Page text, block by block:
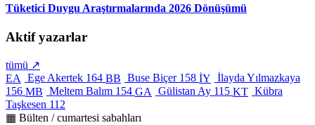
Tüketici Duygu Araştırmalarında 2026 Dönüşümü
Aktif yazarlar
tümü ↗
EA
Ege Akertek 164 BB Buse Biçer 158 İY İlayda Yılmazkaya
156 MB Meltem Balım 154 GA Gülistan Ay 115 KT Kübra
Taşkesen 112
▦ Bülten / cumartesi sabahları